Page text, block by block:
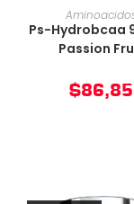
AÑADIR AL
Ps-Hydrobcaa
Passion
$86,85